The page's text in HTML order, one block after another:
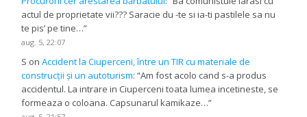
actul de proprietate vii??? Saracie du -te si ia-ti pastilele sa nu
te pis’ pe tine…”
aug. 5, 22:07
S onAccident la Ciuperceni, între un TIR cu materiale de
construcții și un autoturism: “Am fost acolo cand s-a produs
accidentul. La intrare in Ciuperceni toata lumea incetineste, se
formeaza o coloana. Capsunarul kamikaze…”